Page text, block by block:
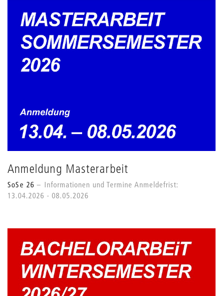
Anmeldung Masterarbeit
SoSe 26
Informationen und Termine Anmeldefrist:
13.04.2026 - 08.05.2026